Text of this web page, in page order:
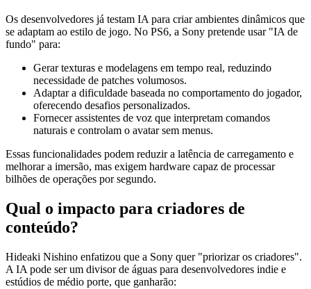
Os desenvolvedores já testam IA para criar ambientes dinâmicos que
se adaptam ao estilo de jogo. No PS6, a Sony pretende usar "IA de
fundo" para:
Gerar texturas e modelagens em tempo real, reduzindo
necessidade de patches volumosos.
Adaptar a dificuldade baseada no comportamento do jogador,
oferecendo desafios personalizados.
Fornecer assistentes de voz que interpretam comandos
naturais e controlam o avatar sem menus.
Essas funcionalidades podem reduzir a latência de carregamento e
melhorar a imersão, mas exigem hardware capaz de processar
bilhões de operações por segundo.
Qual o impacto para criadores de
conteúdo?
Hideaki Nishino enfatizou que a Sony quer "priorizar os criadores".
A IA pode ser um divisor de águas para desenvolvedores indie e
estúdios de médio porte, que ganharão: